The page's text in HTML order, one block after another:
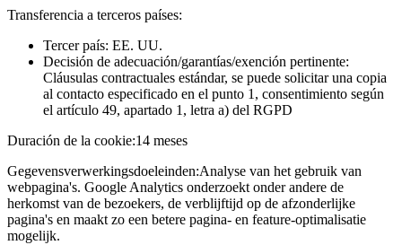
Transferencia a terceros países:
Tercer país: EE. UU.
Decisión de adecuación/garantías/exención pertinente:
Cláusulas contractuales estándar, se puede solicitar una copia
al contacto especificado en el punto 1, consentimiento según
el artículo 49, apartado 1, letra a) del RGPD
Duración de la cookie:14 meses
Gegevensverwerkingsdoeleinden:Analyse van het gebruik van
webpagina's. Google Analytics onderzoekt onder andere de
herkomst van de bezoekers, de verblijftijd op de afzonderlijke
pagina's en maakt zo een betere pagina- en feature-optimalisatie
mogelijk.